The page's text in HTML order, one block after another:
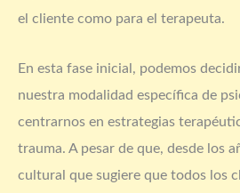
el cliente como para el terapeuta.
En esta fase inicial, podemos
nuestra modalidad específica de
centrarnos en estrategias
trauma. A pesar de que, desde los
cultural que sugiere que todos los